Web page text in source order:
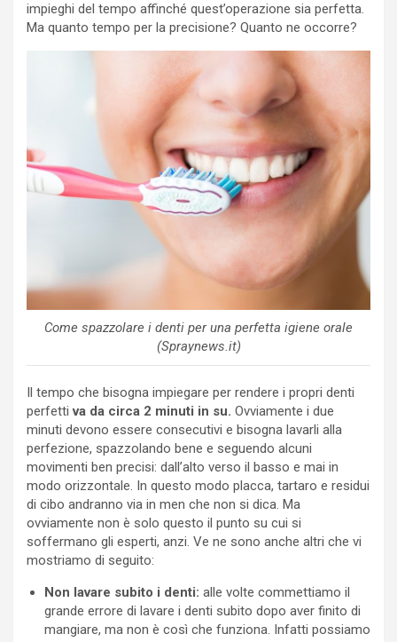
impieghi del tempo affinché quest’operazione sia perfetta.
Ma quanto tempo per la precisione? Quanto ne occorre?
Come spazzolare i denti per una perfetta igiene orale
(Spraynews.it)
Il tempo che bisogna impiegare per rendere i propri denti
perfettiva da circa 2 minuti in su. Ovviamente i due
minuti devono essere consecutivi e bisogna lavarli alla
perfezione, spazzolando bene e seguendo alcuni
movimenti ben precisi: dall’alto verso il basso e mai in
modo orizzontale. In questo modo placca, tartaro e residui
di cibo andranno via in men che non si dica. Ma
ovviamente non è solo questo il punto su cui si
soffermano gli esperti, anzi. Ve ne sono anche altri che vi
mostriamo di seguito:
Non lavare subito i denti: alle volte commettiamo il
grande errore di lavare i denti subito dopo aver finito di
mangiare, ma non è così che funziona. Infatti possiamo